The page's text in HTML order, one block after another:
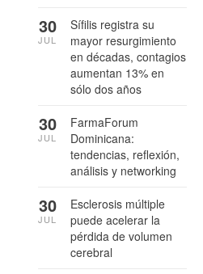
Sífilis registra su
mayor resurgimiento
en décadas, contagios
aumentan 13% en
sólo dos años
30
JUL
FarmaForum
Dominicana:
tendencias, reflexión,
análisis y networking
30
JUL
Esclerosis múltiple
puede acelerar la
pérdida de volumen
cerebral
30
JUL